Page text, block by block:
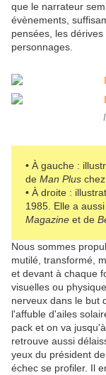
que le narrateur
évènements,
pensées, les
personnages.
• À gauche :
de Man Plus
• À droite :
1985. Elle a
Magazine et de
Nous sommes
mutilé, transformé,
et devant à chaque
visuelles ou
nerveux dans le but
l'affuble d'ailes
pack et on va
retrouve aussi
yeux du président
échec se profiler. Il